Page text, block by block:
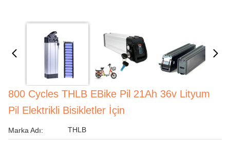
800 Cycles THLB EBike Pil 21Ah 36v Lityum
Pil Elektrikli Bisikletler İçin
Marka Adı: THLB